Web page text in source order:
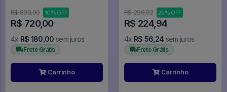
R$ 800,00
10% OFF
R$ 720,00
4x R$ 180,00 sem juros
Frete Grátis
Carrinho
R$ 299,92
25% OFF
R$ 224,94
4x R$ 56,24 sem juros
Frete Grátis
Carrinho